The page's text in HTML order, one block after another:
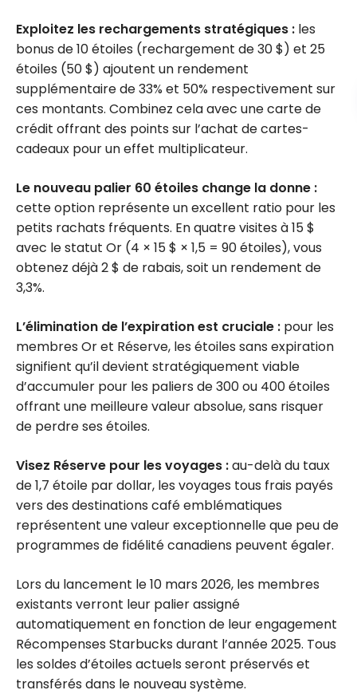
Exploitez les rechargements stratégiques : les
bonus de 10 étoiles (rechargement de 30 $) et 25
étoiles (50 $) ajoutent un rendement
supplémentaire de 33% et 50% respectivement sur
ces montants. Combinez cela avec une carte de
crédit offrant des points sur l’achat de cartes-
cadeaux pour un effet multiplicateur.
Le nouveau palier 60 étoiles change la donne :
cette option représente un excellent ratio pour les
petits rachats fréquents. En quatre visites à 15 $
avec le statut Or (4 × 15 $ × 1,5 = 90 étoiles), vous
obtenez déjà 2 $ de rabais, soit un rendement de
3,3%.
L’élimination de l’expiration est cruciale : pour les
membres Or et Réserve, les étoiles sans expiration
signifient qu’il devient stratégiquement viable
d’accumuler pour les paliers de 300 ou 400 étoiles
offrant une meilleure valeur absolue, sans risquer
de perdre ses étoiles.
Visez Réserve pour les voyages :au-delà du taux
de 1,7 étoile par dollar, les voyages tous frais payés
vers des destinations café emblématiques
représentent une valeur exceptionnelle que peu de
programmes de fidélité canadiens peuvent égaler.
Lors du lancement le 10 mars 2026, les membres
existants verront leur palier assigné
automatiquement en fonction de leur engagement
Récompenses Starbucks durant l’année 2025. Tous
les soldes d’étoiles actuels seront préservés et
transférés dans le nouveau système.